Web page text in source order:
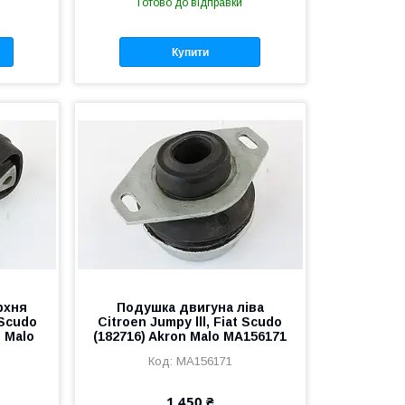
Готово до відправки
Купити
Malo
Подушка двигуна ліва
Citroen Jumpy lll, Fiat Scudo
(182716) Akron Malo MA156171
MA156171
1 450 ₴